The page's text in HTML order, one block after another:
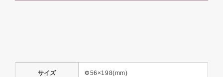
サイズ Φ56×198(mm)